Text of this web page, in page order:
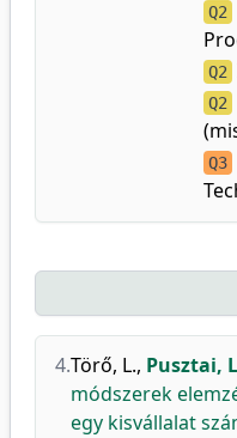
Q2
Q2
Q2
Q3
4.Törő, L., Pusztai,
módszerek
egy kisvállalat